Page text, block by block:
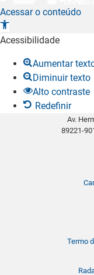
Av.
89221-
Termo
Acessar o conteúdo
A
b
Acessibilidade
Aumentar
Diminuir texto
Alto contraste
Redefinir